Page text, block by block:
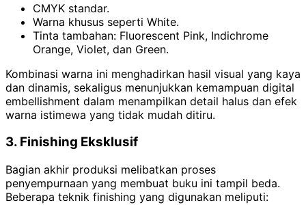
CMYK standar.
Warna khusus seperti White.
Tinta tambahan: Fluorescent Pink, Indichrome
Orange, Violet, dan Green.
Kombinasi warna ini menghadirkan hasil visual yang kaya
dan dinamis, sekaligus menunjukkan kemampuan digital
embellishment dalam menampilkan detail halus dan efek
warna istimewa yang tidak mudah ditiru.
3. Finishing Eksklusif
Bagian akhir produksi melibatkan proses
penyempurnaan yang membuat buku ini tampil beda.
Beberapa teknik finishing yang digunakan meliputi: